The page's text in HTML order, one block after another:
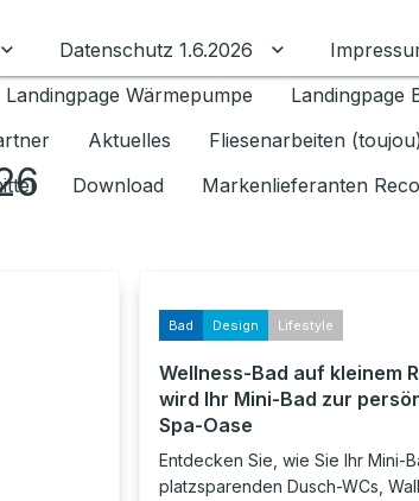
Untermenü für Ratgeber umschalten
Datenschutz 1.6.2026 Untermenü für
Landingpage Wärmepumpe Landingpage
Aktuelles Fliesenarbeiten (toujou)
Download Markenlieferanten
Bad Design Lifestyle
Wellness-Bad auf kleinem
wird Ihr Mini-Bad zur
Spa-Oase
Entdecken Sie, wie Sie Ihr Mini-
platzsparenden Dusch-WCs,